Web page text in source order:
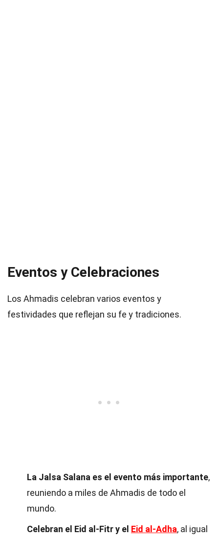
Eventos y Celebraciones
Los Ahmadis celebran varios eventos y
festividades que reflejan su fe y tradiciones.
La Jalsa Salana es el evento más importante,
reuniendo a miles de Ahmadis de todo el
mundo.
Celebran el Eid al-Fitr y el Eid al-Adha, al igual